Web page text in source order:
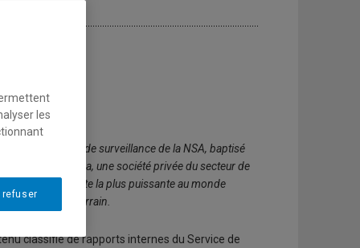
le système de surveillance de la NSA, baptisé
ont suivi, Terma, une société privée du secteur de
centrale d’écoute la plus puissante au monde
sur le terrain.
classifié de rapports internes du Service de
les
refuser